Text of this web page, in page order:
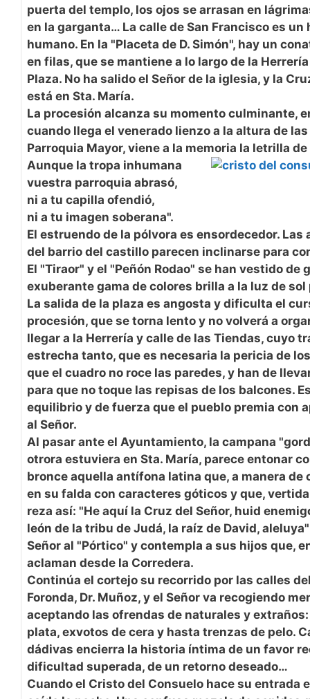
puerta del templo, los ojos se arrasan en
en la garganta… La calle de San Francisco es un
humano. En la "Placeta de D. Simón", hay un
en filas, que se mantiene a lo largo de la
Plaza. No ha salido el Señor de la iglesia, y la
está en Sta. María.
La procesión alcanza su momento culminante,
cuando llega el venerado lienzo a la altura de
Parroquia Mayor, viene a la memoria la letrilla de
Aunque la tropa inhumana
vuestra parroquia abrasó,
ni a tu capilla ofendió,
ni a tu imagen soberana".
El estruendo de la pólvora es ensordecedor. Las
del barrio del castillo parecen inclinarse para
El "Tiraor" y el "Peñón Rodao" se han vestido de
exuberante gama de colores brilla a la luz de
La salida de la plaza es angosta y dificulta el
procesión, que se torna lento y no volverá a
llegar a la Herrería y calle de las Tiendas, cuyo
estrecha tanto, que es necesaria la pericia de
que el cuadro no roce las paredes, y han de
para que no toque las repisas de los balcones.
equilibrio y de fuerza que el pueblo premia con
al Señor.
Al pasar ante el Ayuntamiento, la campana
otrora estuviera en Sta. María, parece entonar
bronce aquella antífona latina que, a manera de
en su falda con caracteres góticos y que,
reza así: "He aquí la Cruz del Señor, huid
león de la tribu de Judá, la raíz de David,
Señor al "Pórtico" y contempla a sus hijos que,
aclaman desde la Corredera.
Continúa el cortejo su recorrido por las calles
Foronda, Dr. Muñoz, y el Señor va recogiendo
aceptando las ofrendas de naturales y
plata, exvotos de cera y hasta trenzas de pelo.
dádivas encierra la historia íntima de un favor
dificultad superada, de un retorno deseado…
Cuando el Cristo del Consuelo hace su entrada